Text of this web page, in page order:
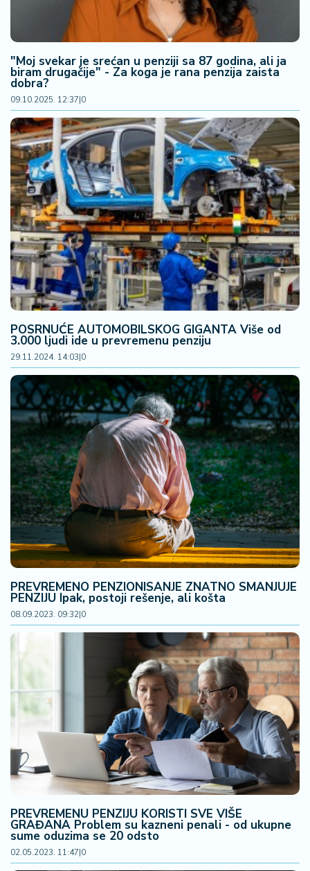
"Moj svekar je srećan u penziji sa 87 godina, ali ja
biram drugačije" - Za koga je rana penzija zaista
dobra?
09.10.2025. 12:37|0
POSRNUĆE AUTOMOBILSKOG GIGANTA Više od
3.000 ljudi ide u prevremenu penziju
29.11.2024. 14:03|0
PREVREMENO PENZIONISANJE ZNATNO SMANJUJE
PENZIJU Ipak, postoji rešenje, ali košta
08.09.2023. 09:32|0
PREVREMENU PENZIJU KORISTI SVE VIŠE
GRAĐANA Problem su kazneni penali - od ukupne
sume oduzima se 20 odsto
02.05.2023. 11:47|0